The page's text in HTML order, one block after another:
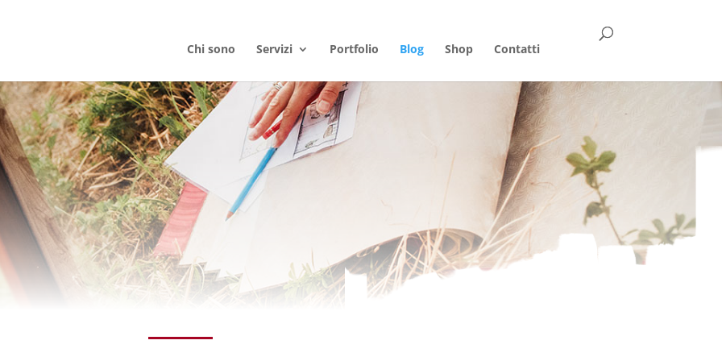
Chi sono Servizi Portfolio Blog Shop Contatti